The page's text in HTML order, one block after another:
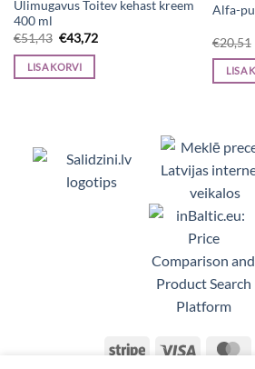
Ülimugavus Toitev kehast kreem
400 ml
€51,43 Algne
hind
oli:
€51,43.
€43,72Current
LISA KORVI
Alfa-
€20,51
LISA
Viedpulksteņi,
Stripe Visa